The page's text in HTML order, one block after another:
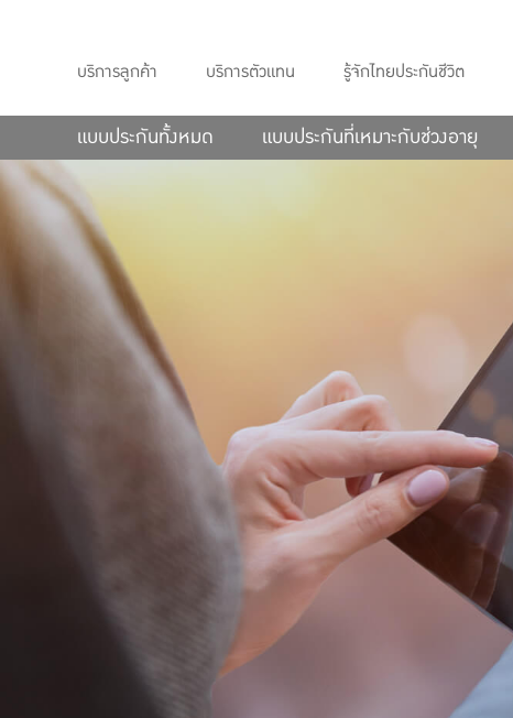
บริการลูกค้า บริการตัวแทน รู้จักไทยประกันชีวิต
แบบประกันทั้งหมด แบบประกันที่เหมาะกับช่วงอายุ